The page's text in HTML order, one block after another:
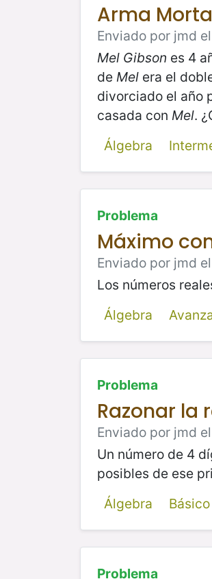
Arma
Enviado por jmd
Mel Gibson es 4
de Mel era el
divorciado el año
casada con Mel.
Álgebra
Problema
Máximo
Enviado por jmd
Los números
Álgebra
Problema
Razonar la
Enviado por jmd
Un número de 4
posibles de ese
Álgebra
Básico
Problema